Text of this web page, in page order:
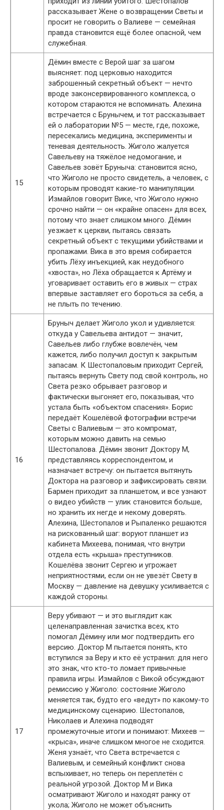
рассказывает Жене о возвращении Светы и
просит не говорить о Валиеве — семейная
правда становится ещё более опасной, чем
служебная.
15
Дёмин вместе с Верой шаг за шагом
выясняет: под церковью находится
заброшенный секретный объект — нечто
вроде законсервированного комплекса, о
котором стараются не вспоминать. Алехина
встречается с Брунычем, и тот рассказывает
ей о лаборатории №5 — месте, где, похоже,
пересекались медицина, эксперименты и
теневая деятельность. Жиголо жалуется
Савельеву на тяжёлое недомогание, и
Савельев зовёт Бруныча: становится ясно,
что Жиголо не просто свидетель, а человек, с
которым проводят какие-то манипуляции.
Измайлов говорит Вике, что Жиголо нужно
срочно найти — он «крайне опасен» для всех,
потому что знает слишком много. Дёмин
уезжает к церкви, пытаясь связать
секретный объект с текущими убийствами и
пропажами. Вика в это время собирается
убить Лёху инъекцией, как неудобного
«хвоста», но Лёха обращается к Артёму и
уговаривает оставить его в живых — страх
впервые заставляет его бороться за себя, а
не плыть по течению.
16
Бруныч делает Жиголо укол и удивляется:
откуда у Савельева антидот — значит,
Савельев либо глубже вовлечён, чем
кажется, либо получил доступ к закрытым
запасам. К Шестопаловым приходит Сергей,
пытаясь вернуть Свету под свой контроль, но
Света резко обрывает разговор и
фактически выгоняет его, показывая, что
устала быть «объектом спасения». Борис
передаёт Кошелёвой фотографии встречи
Светы с Валиевым — это компромат,
которым можно давить на семью
Шестопалова. Дёмин звонит Доктору М,
представляясь корреспондентом, и
назначает встречу: он пытается вытянуть
Доктора на разговор и зафиксировать связи.
Бармен приходит за планшетом, и все узнают
о видео убийств — улик становится больше,
но хранить их негде и некому доверять.
Алехина, Шестопалов и Рыпаленко решаются
на рискованный шаг: воруют планшет из
кабинета Михеева, понимая, что внутри
отдела есть «крыша» преступников.
Кошелёва звонит Сергею и угрожает
неприятностями, если он не увезёт Свету в
Москву — давление на девушку усиливается с
каждой стороны.
17
Веру убивают — и это выглядит как
целенаправленная зачистка всех, кто
помогал Дёмину или мог подтвердить его
версию. Доктор М пытается понять, кто
вступился за Веру и кто её устранил: для него
это знак, что кто-то ломает привычные
правила игры. Измайлов с Викой обсуждают
ремиссию у Жиголо: состояние Жиголо
меняется так, будто его «ведут» по какому-то
медицинскому сценарию. Шестопалов,
Николаев и Алехина подводят
промежуточные итоги и понимают: Михеев —
«крыса», иначе слишком многое не сходится.
Женя узнаёт, что Света встречается с
Валиевым, и семейный конфликт снова
вспыхивает, но теперь он переплетён с
реальной угрозой. Доктор М и Вика
осматривают Жиголо и находят ранку от
укола; Жиголо не может объяснить